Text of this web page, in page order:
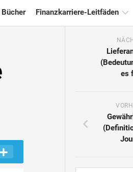
Bücher Finanzkarriere-Leitfäden
Finanzmodellierung
Risikomanagement-
es